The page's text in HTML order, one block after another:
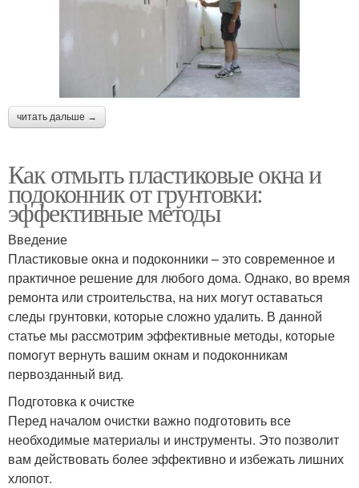
читать дальше →
Как отмыть пластиковые окна и
подоконник от грунтовки:
эффективные методы
Введение
Пластиковые окна и подоконники – это современное и
практичное решение для любого дома. Однако, во время
ремонта или строительства, на них могут оставаться
следы грунтовки, которые сложно удалить. В данной
статье мы рассмотрим эффективные методы, которые
помогут вернуть вашим окнам и подоконникам
первозданный вид.
Подготовка к очистке
Перед началом очистки важно подготовить все
необходимые материалы и инструменты. Это позволит
вам действовать более эффективно и избежать лишних
хлопот.